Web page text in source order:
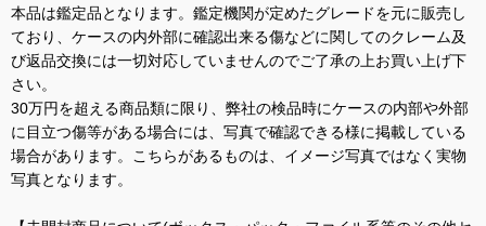
本品は鑑定品となります。鑑定機関が定めたグレードを元に販売し
ており、ケースの内外部に確認出来る傷などに関してのクレーム及
び返品交換には一切対応していませんのでご了承の上お買い上げ下
さい。
30万円を超える商品類に限り、弊社の検品時にケースの内部や外部
に目立つ傷等がある場合には、写真で確認できる様に掲載している
場合があります。こちらがあるものは、イメージ写真ではなく実物
写真となります。